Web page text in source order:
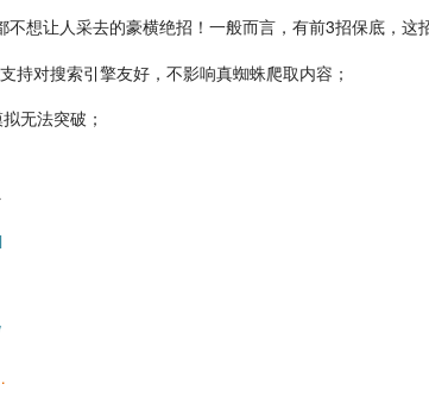
不想让人采去的豪横绝招！一般而言，有前3招保底，这
持对搜索引擎友好，不影响真蜘蛛爬取内容；
无法突破；